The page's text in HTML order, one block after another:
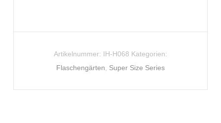
Artikelnummer: IH-H068 Kategorien:
Flaschengärten
Super Size Series